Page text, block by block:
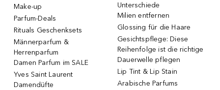
Make-up
Parfum-Deals
Rituals Geschenksets
Männerparfum &
Herrenparfum
Damen Parfum im SALE
Yves Saint Laurent
Damendüfte
Unterschiede
Milien entfernen
Glossing für die Haare
Gesichtspflege: Diese
Reihenfolge ist die richtige
Dauerwelle pflegen
Lip Tint & Lip Stain
Arabische Parfums